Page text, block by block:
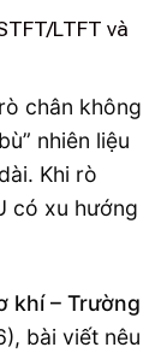
LTFT và
chân không
nhiên liệu
Khi rò
có xu hướng
khí – Trường
bài viết nêu